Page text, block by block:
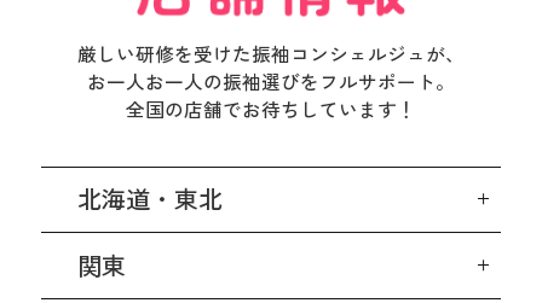
厳しい研修を受けた振袖コンシェルジュが、
お一人お一人の振袖選びをフルサポート。
全国の店舗でお待ちしています！
北海道・東北
関東